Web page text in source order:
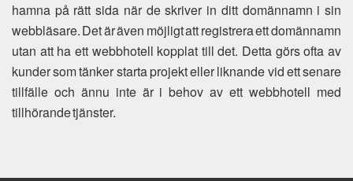
hamna på rätt sida när de skriver in ditt domännamn i sin
webbläsare. Det är även möjligt att registrera ett domännamn
utan att ha ett webbhotell kopplat till det. Detta görs ofta av
kunder som tänker starta projekt eller liknande vid ett senare
tillfälle och ännu inte är i behov av ett webbhotell med
tillhörande tjänster.